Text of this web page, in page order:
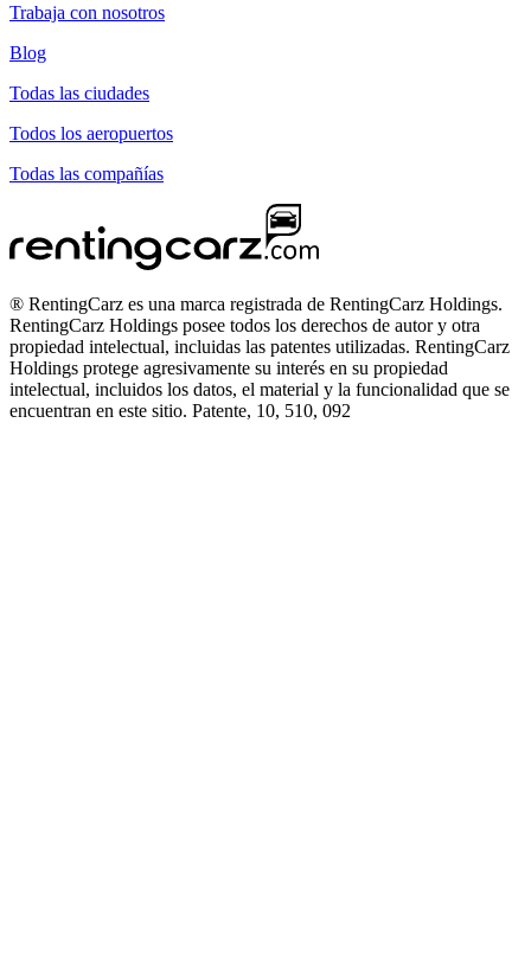
Trabaja con nosotros
Blog
Todas las ciudades
Todos los aeropuertos
Todas las compañías
® RentingCarz es una marca registrada de RentingCarz Holdings.
RentingCarz Holdings posee todos los derechos de autor y otra
propiedad intelectual, incluidas las patentes utilizadas. RentingCarz
Holdings protege agresivamente su interés en su propiedad
intelectual, incluidos los datos, el material y la funcionalidad que se
encuentran en este sitio. Patente, 10, 510, 092